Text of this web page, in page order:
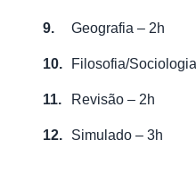
Geografia – 2h
Filosofia/
Revisão – 2h
Simulado – 3h